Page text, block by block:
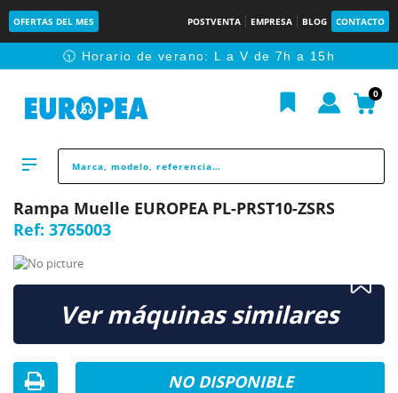
OFERTAS DEL MES POSTVENTA EMPRESA BLOG CONTACTO
🕥 Horario de verano: L a V de 7h a 15h
0
Rampa Muelle EUROPEA PL-PRST10-ZSRS
Ref: 3765003
Ver máquinas similares
NO DISPONIBLE